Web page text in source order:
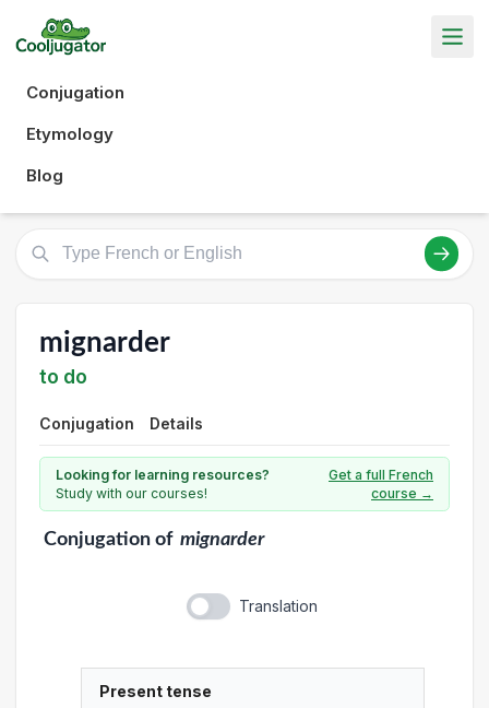
Conjugation
Etymology
Blog
mignarder
to do
Conjugation Details
Looking for learning resources?
Study with our courses!
Get a full French
course →
Conjugationof mignarder
Translation
Present tense